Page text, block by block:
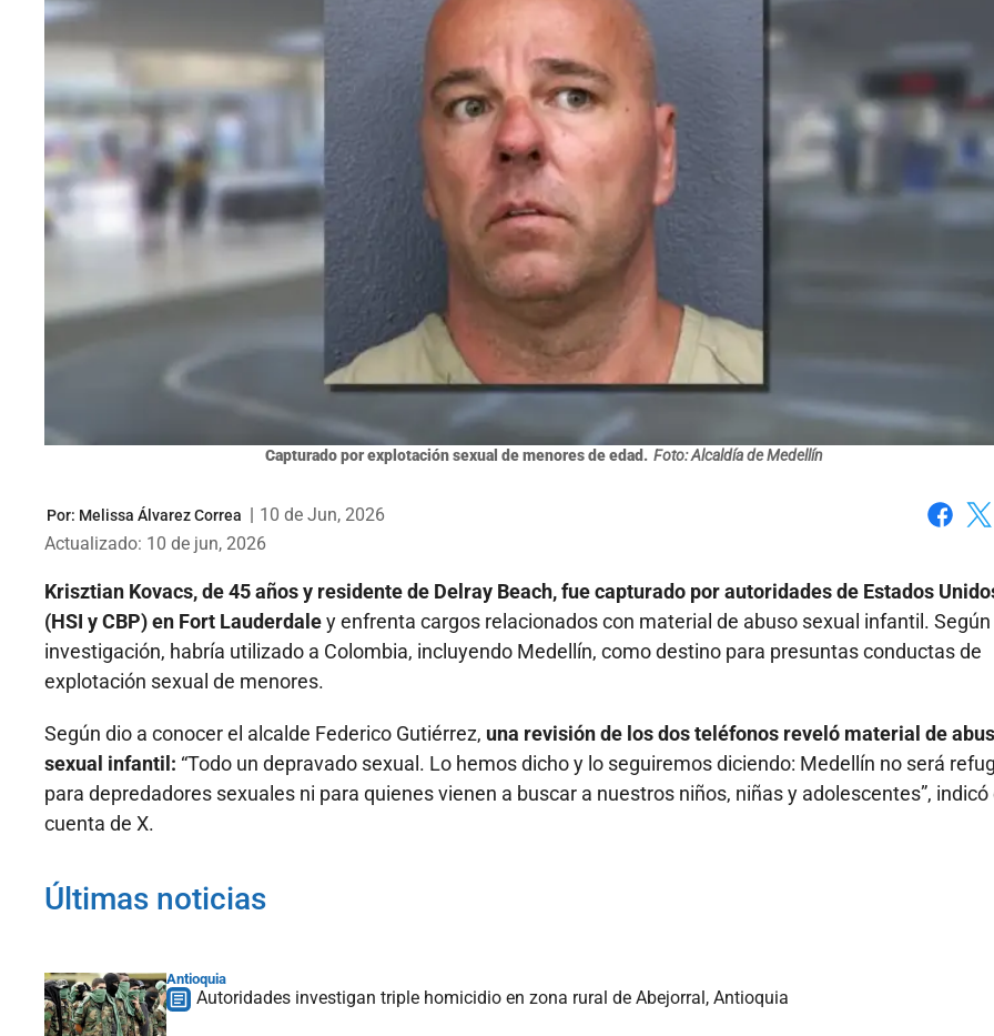
Capturado por explotación sexual de menores de edad. Foto: Alcaldía de Medellín
Por: Melissa Álvarez Correa | 10 de Jun, 2026
Actualizado: 10 de jun, 2026
Krisztian Kovacs, de 45 años y residente de Delray Beach, fue capturado por autoridades de Estados
(HSI y CBP) en Fort Lauderdaley enfrenta cargos relacionados con material de abuso sexual infantil. Según
investigación, habría utilizado a Colombia, incluyendo Medellín, como destino para presuntas conductas de
explotación sexual de menores.
Según dio a conocer el alcalde Federico Gutiérrez, una revisión de los dos teléfonos reveló material de
sexual infantil: “Todo un depravado sexual. Lo hemos dicho y lo seguiremos diciendo: Medellín no será
para depredadores sexuales ni para quienes vienen a buscar a nuestros niños, niñas y adolescentes”, indicó
cuenta de X.
Últimas noticias
Antioquia
Autoridades investigan triple homicidio en zona rural de Abejorral, Antioquia